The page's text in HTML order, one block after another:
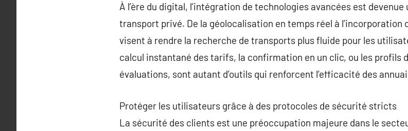
À l’ère du digital, l’intégration de technologies avancées est
transport privé. De la géolocalisation en temps réel à
visent à rendre la recherche de transports plus fluide pour les
calcul instantané des tarifs, la confirmation en un clic, ou les profils
évaluations, sont autant d’outils qui renforcent l’efficacité des
Protéger les utilisateurs grâce à des protocoles de sécurité stricts
La sécurité des clients est une préoccupation majeure dans le